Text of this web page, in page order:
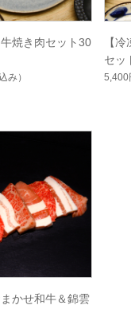
焼き肉セット30
み）
【
セッ
5,400
かせ和牛＆錦雲